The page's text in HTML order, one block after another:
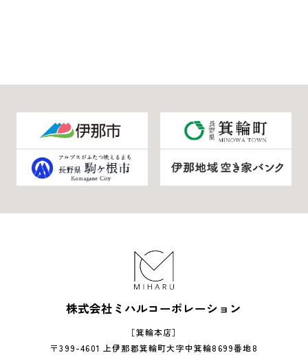
株式会社ミハルコーポレーション
［箕輪本店］
〒399-4601 上伊那郡箕輪町大字中箕輪8699番地8